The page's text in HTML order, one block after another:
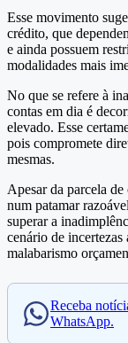
Esse movimento
crédito, que
e ainda possuem
modalidades mais
No que se refere à
contas em dia é
elevado. Esse
pois compromete
mesmas.
Apesar da parcela
num patamar
superar a
cenário de
malabarismo
Receba
WhatsApp.